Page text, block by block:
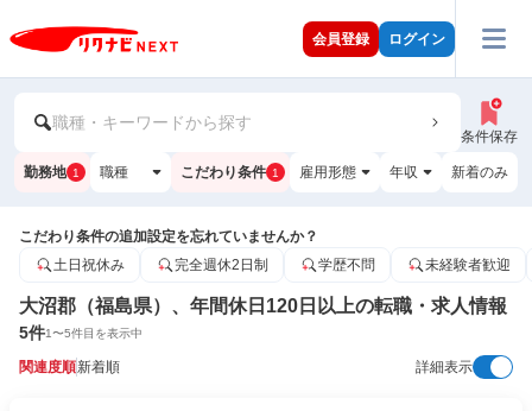
会員登録 ログイン
職種・キーワードから探す
条件保存
勤務地 1 職種 こだわり条件 1 雇用形態 年収 新着のみ
こだわり条件の追加設定を忘れていませんか？
土日祝休み
完全週休2日制 学歴不問 未経験者歓迎
大沼郡（福島県）、年間休日120日以上の転職・求人情報
5件1〜5件目を表示中
関連度順新着順 詳細表示